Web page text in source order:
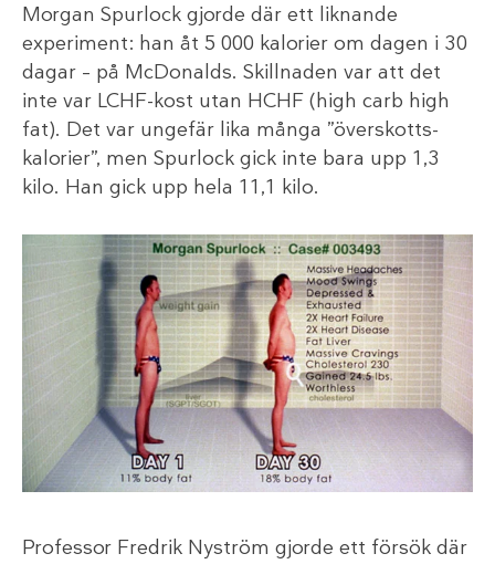
Morgan Spurlock gjorde där ett liknande
experiment: han åt 5 000 kalorier om dagen i 30
dagar – på McDonalds. Skillnaden var att det
inte var LCHF-kost utan HCHF (high carb high
fat). Det var ungefär lika många ”överskotts-
kalorier”, men Spurlock gick inte bara upp 1,3
kilo. Han gick upp hela 11,1 kilo.
Professor Fredrik Nyström gjorde ett försök där